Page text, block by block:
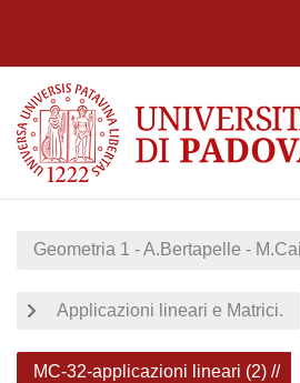
Geometria 1 - A.Bertapelle -
Applicazioni lineari e Matrici.
MC-32-applicazioni lineari (2) //